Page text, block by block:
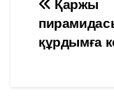
по
Қаржы
құрдымға